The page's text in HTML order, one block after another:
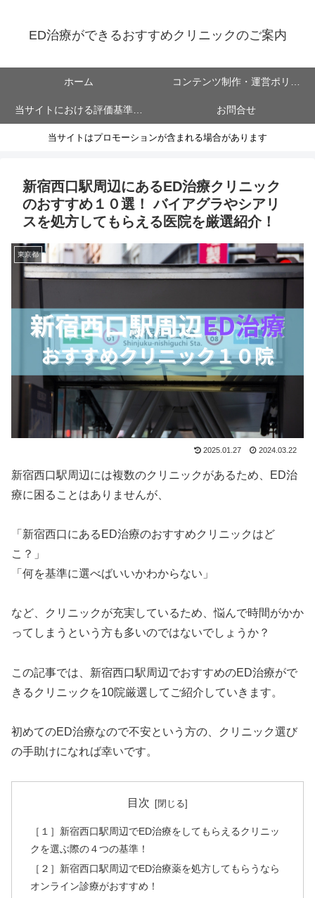
ED治療ができるおすすめクリニックのご案内
ホーム コンテンツ制作・運営ポリシ
ー
当サイトにおける評価基準に
ついて
お問合せ
当サイトはプロモーションが含まれる場合があります
新宿西口駅周辺にあるED治療クリニック
のおすすめ１０選！ バイアグラやシアリ
スを処方してもらえる医院を厳選紹介！
東京都
2025.01.27 2024.03.22
新宿西口駅周辺には複数のクリニックがあるため、ED治
療に困ることはありませんが、
「新宿西口にあるED治療のおすすめクリニックはど
こ？」
「何を基準に選べばいいかわからない」
など、クリニックが充実しているため、悩んで時間がかか
ってしまうという方も多いのではないでしょうか？
この記事では、新宿西口駅周辺でおすすめのED治療がで
きるクリニックを10院厳選してご紹介していきます。
初めてのED治療なので不安という方の、クリニック選び
の手助けになれば幸いです。
目次
［１］新宿西口駅周辺でED治療をしてもらえるクリニッ
クを選ぶ際の４つの基準！
［２］新宿西口駅周辺でED治療薬を処方してもらうなら
オンライン診療がおすすめ！